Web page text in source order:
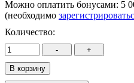
Можно оплатить бонусами: 5
(необходимо
Количество: